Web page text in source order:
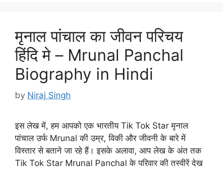
मृनाल पांचाल का जीवन परिचय
हिंदि मे – Mrunal Panchal
Biography in Hindi
by Niraj Singh
इस लेख में, हम आपको एक भारतीय Tik Tok Star मृनाल
पांचाल उर्फ Mrunal की उम्र, विकी और जीवनी के बारे में
विस्तार से बताने जा रहे हैं। इसके अलावा, आप लेख के अंत तक
Tik Tok Star Mrunal Panchal के परिवार की तस्वीरें देख